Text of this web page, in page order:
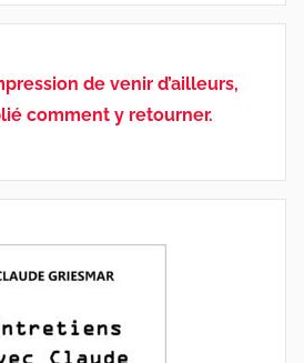
de venir d’ailleurs,
comment y retourner.